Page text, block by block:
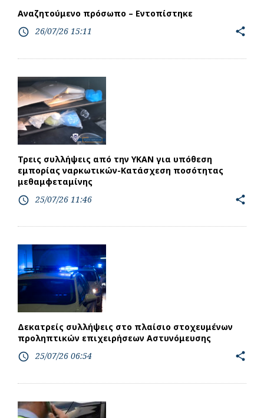
Αναζητούμενο πρόσωπο – Εντοπίστηκε
access_time 26/07/26 15:11 share
Τρεις συλλήψεις από την ΥΚΑΝ για υπόθεση
εμπορίας ναρκωτικών-Κατάσχεση ποσότητας
μεθαμφεταμίνης
access_time 25/07/26 11:46 share
Δεκατρείς συλλήψεις στο πλαίσιο στοχευμένων
προληπτικών επιχειρήσεων Αστυνόμευσης
access_time 25/07/26 06:54 share